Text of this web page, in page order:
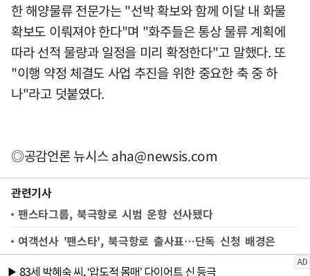
한 해양물류 전문가는 "선박 확보와 함께 이달 내 화물
확보도 이뤄져야 한다"며 "화주들은 통상 물류 계획에
따라 선적 물량과 일정을 미리 확정한다"고 말했다. 또
"이행 약정 체결도 사업 추진을 위한 중요한 축 중 하
나"라고 덧붙였다.
◎공감언론 뉴시스aha@newsis.com
관련기사
팬스타그룹, 북극항로 시범 운항 선사됐다
여객선사 '팬스타', 북극항로 출사표…단독 신청 배경은